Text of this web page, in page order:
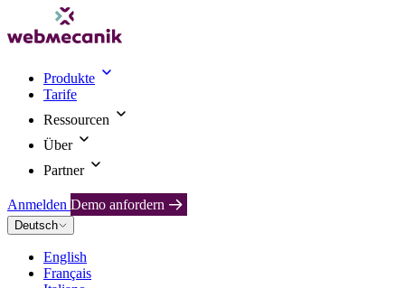
Produkte
Tarife
Ressourcen
Über
Partner
Anmelden Demo anfordern
Deutsch
English
Français